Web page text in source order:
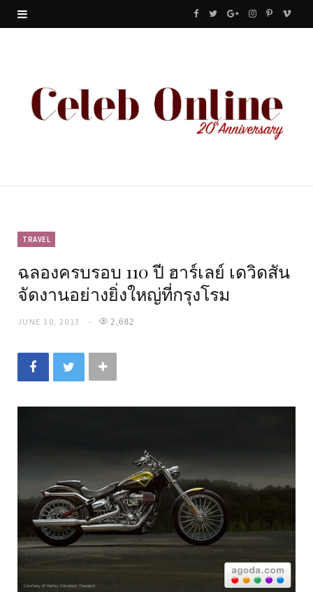
F
e
b
T
t
G
g
l
I
t
a
P
t
e
V
TRAVEL
ฉลองครบรอบ 110 ปี ฮาร์เลย์ เดวิดสัน
จัดงานอย่างยิ่งใหญ่ที่กรุงโรม
JUNE 10, 2013 2,682